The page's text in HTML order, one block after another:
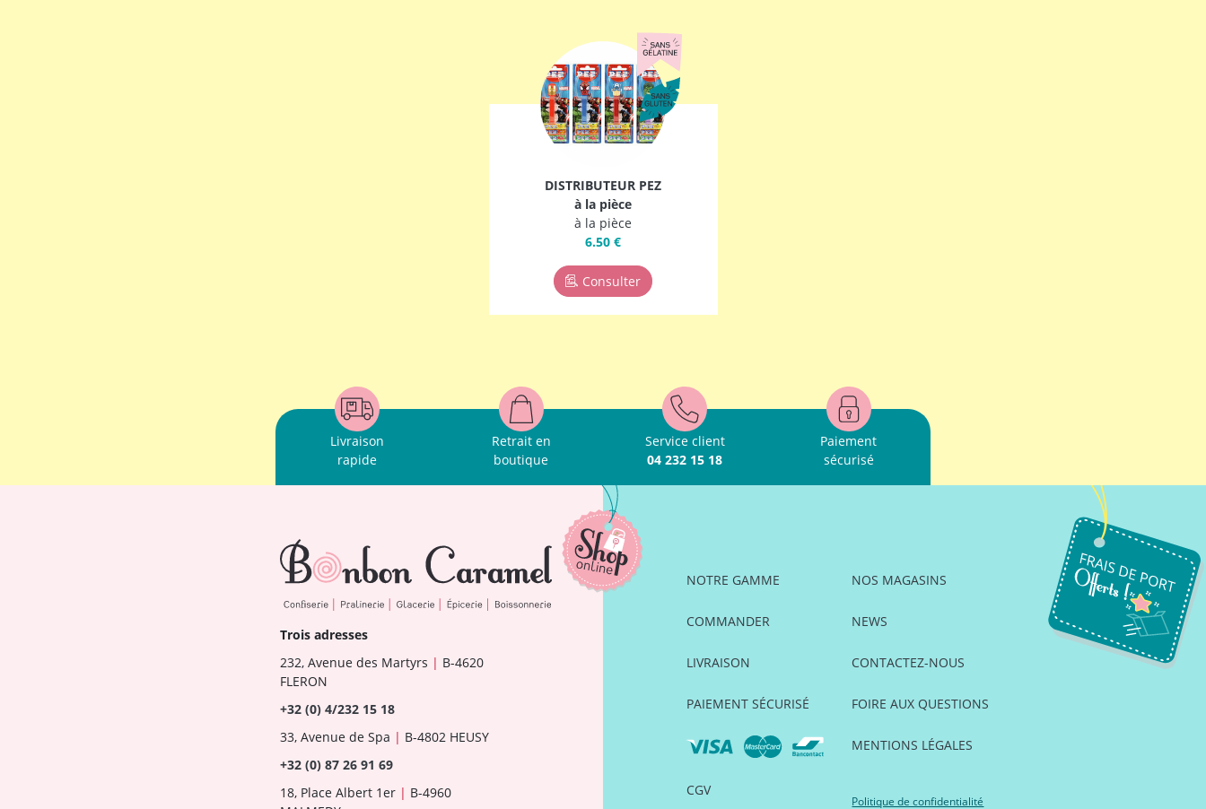
DISTRIBUTEUR PEZ
à la pièce
à la pièce
6.50 €
Consulter
Livraison
rapide
Retrait en
boutique
Service client
04 232 15 18
Paiement
sécurisé
Trois adresses
232, Avenue des Martyrs | B-4620
FLERON
+32 (0) 4/232 15 18
33, Avenue de Spa | B-4802 HEUSY
+32 (0) 87 26 91 69
18, Place Albert 1er | B-4960
NOTRE GAMME
COMMANDER
LIVRAISON
PAIEMENT SÉCURISÉ
CGV
NOS MAGASINS
NEWS
CONTACTEZ-NOUS
FOIRE AUX QUESTIONS
MENTIONS LÉGALES
Politique de confidentialité